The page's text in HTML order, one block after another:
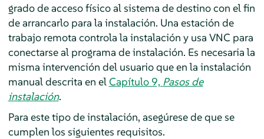
grado de acceso físico al sistema de destino con el fin
de arrancarlo para la instalación. Una estación de
trabajo remota controla la instalación y usa VNC para
conectarse al programa de instalación. Es necesaria la
misma intervención del usuario que en la instalación
manual descrita en elCapítulo 9, Pasos de
instalación.
Para este tipo de instalación, asegúrese de que se
cumplen los siguientes requisitos.